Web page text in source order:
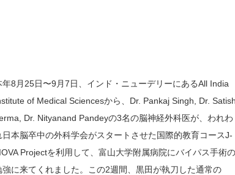
年8月25日〜9月7日、インド・ニューデリーにあるAll India
of Medical Sciencesから、Dr. Pankaj Singh, Dr.
Dr. Nityanand Pandeyの3名の脳神経外科医が、われわ
日本脳卒中の外科学会がスタートさせた国際的教育コースJ-
Projectを利用して、富山大学附属病院にバイパス手術の
強に来てくれました。この2週間、黒田が執刀した通常の